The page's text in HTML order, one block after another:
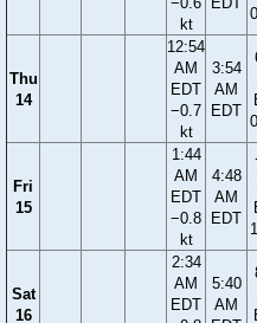
kt
Thu
14
12:54
AM
EDT
−0.7
kt
3:54
AM
EDT
Fri
15
1:44
AM
EDT
−0.8
kt
4:48
AM
EDT
Sat
16
2:34
AM
EDT
5:40
AM